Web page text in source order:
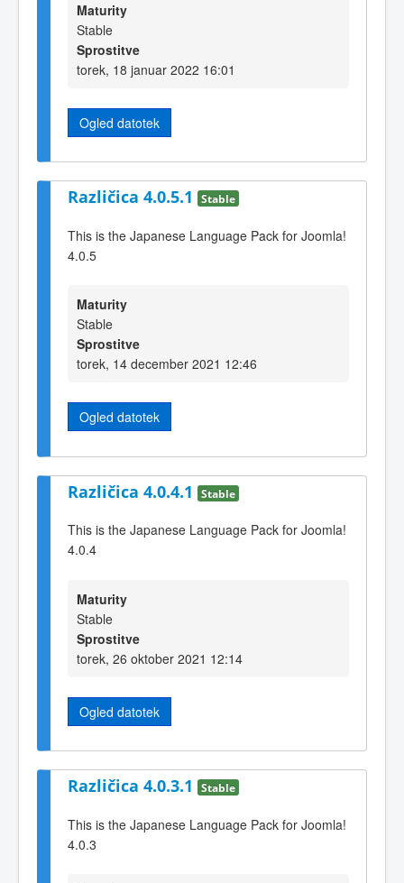
Maturity
Stable
Sprostitve
torek, 18 januar 2022 16:01
Ogled datotek
Različica 4.0.5.1 Stable
This is the Japanese Language Pack for Joomla!
4.0.5
Maturity
Stable
Sprostitve
torek, 14 december 2021 12:46
Ogled datotek
Različica 4.0.4.1 Stable
This is the Japanese Language Pack for Joomla!
4.0.4
Maturity
Stable
Sprostitve
torek, 26 oktober 2021 12:14
Ogled datotek
Različica 4.0.3.1 Stable
This is the Japanese Language Pack for Joomla!
4.0.3